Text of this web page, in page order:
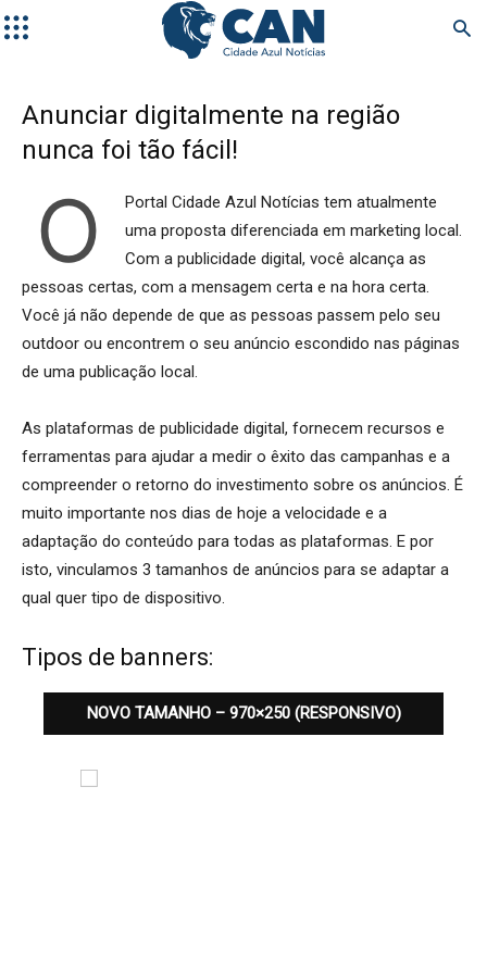
Anunciar digitalmente na região
nunca foi tão fácil!
O
Portal Cidade Azul Notícias tem atualmente
uma proposta diferenciada em marketing local.
Com a publicidade digital, você alcança as
pessoas certas, com a mensagem certa e na hora certa.
Você já não depende de que as pessoas passem pelo seu
outdoor ou encontrem o seu anúncio escondido nas páginas
de uma publicação local.
As plataformas de publicidade digital, fornecem recursos e
ferramentas para ajudar a medir o êxito das campanhas e a
compreender o retorno do investimento sobre os anúncios. É
muito importante nos dias de hoje a velocidade e a
adaptação do conteúdo para todas as plataformas. E por
isto, vinculamos 3 tamanhos de anúncios para se adaptar a
qual quer tipo de dispositivo.
Tipos de banners:
NOVO TAMANHO – 970×250 (RESPONSIVO)